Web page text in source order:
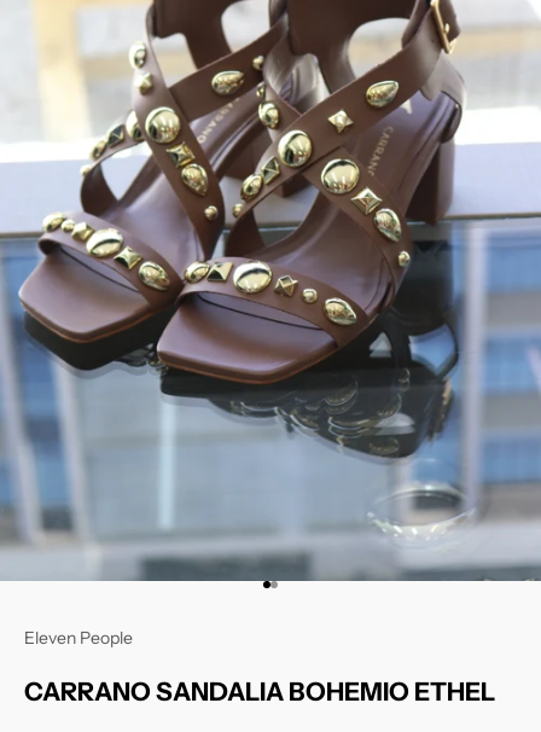
Ir al artículo 1
Ir al artículo 2
Eleven People
CARRANO SANDALIA BOHEMIO ETHEL